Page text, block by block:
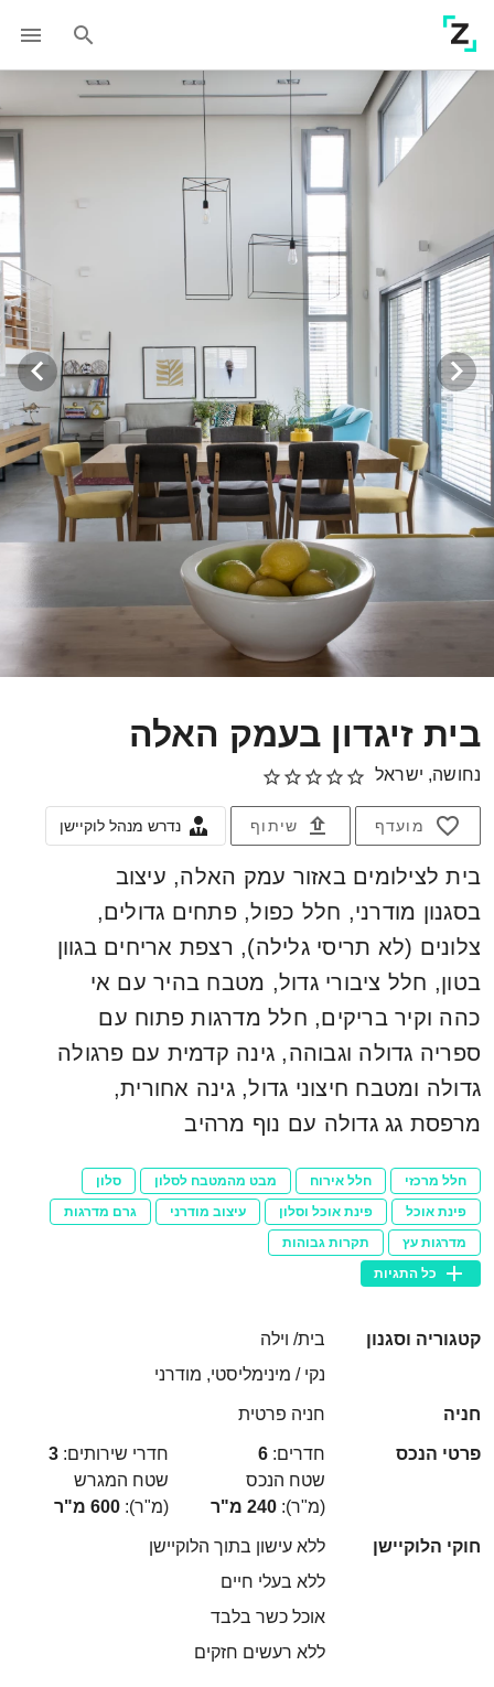
בית זיגדון בעמק האלה
נחושה, ישראל
מועדף שיתוף נדרש מנהל לוקיישן
בית לצילומים באזור עמק האלה, עיצוב
בסגנון מודרני, חלל כפול, פתחים גדולים,
צלונים (לא תריסי גלילה), רצפת אריחים בגוון
בטון, חלל ציבורי גדול, מטבח בהיר עם אי
כהה וקיר בריקים, חלל מדרגות פתוח עם
ספריה גדולה וגבוהה, גינה קדמית עם פרגולה
גדולה ומטבח חיצוני גדול, גינה אחורית,
מרפסת גג גדולה עם נוף מרהיב
חלל מרכזי חלל אירוח מבט מהמטבח לסלון
סלון
פינת אוכל
פינת אוכל וסלון עיצוב מודרני
גרם מדרגות
מדרגות עץ
תקרות גבוהות
כל התגיות
קטגוריה וסגנון
בית/ וילה
נקי / מינימליסטי, מודרני
חניה חניה פרטית
פרטי הנכס חדרים: 6 חדרי שירותים: 3
שטח הנכס
(מ"ר): 240 מ"ר
שטח המגרש
(מ"ר): 600 מ"ר
חוקי הלוקיישן
ללא עישון בתוך הלוקיישן
ללא בעלי חיים
אוכל כשר בלבד
ללא רעשים חזקים